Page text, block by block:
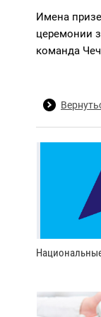
Имена
церемонии
команда